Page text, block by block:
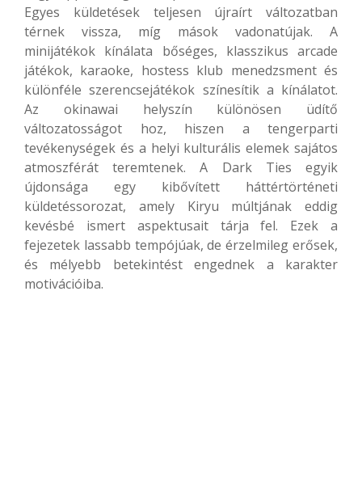
Egyes küldetések teljesen újraírt változatban
térnek vissza, míg mások vadonatújak. A
minijátékok kínálata bőséges, klasszikus arcade
játékok, karaoke, hostess klub menedzsment és
különféle szerencsejátékok színesítik a kínálatot.
Az okinawai helyszín különösen üdítő
változatosságot hoz, hiszen a tengerparti
tevékenységek és a helyi kulturális elemek sajátos
atmoszférát teremtenek. A Dark Ties egyik
újdonsága egy kibővített háttértörténeti
küldetéssorozat, amely Kiryu múltjának eddig
kevésbé ismert aspektusait tárja fel. Ezek a
fejezetek lassabb tempójúak, de érzelmileg erősek,
és mélyebb betekintést engednek a karakter
motivációiba.